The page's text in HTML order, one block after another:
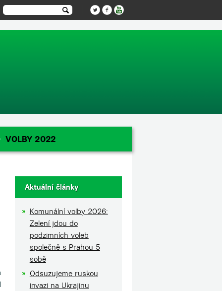
1');
VOLBY 2022
Aktuální články
Komunální volby 2026:
Zelení jdou do
podzimních voleb
společně s Prahou 5
sobě
Odsuzujeme ruskou
invazi na Ukrajinu